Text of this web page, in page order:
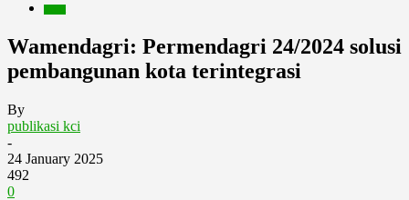
Wamendagri: Permendagri 24/2024 solusi
pembangunan kota terintegrasi
By
publikasi kci
-
24 January 2025
492
0